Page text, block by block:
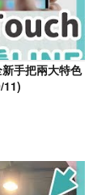
手把兩大特色
11)